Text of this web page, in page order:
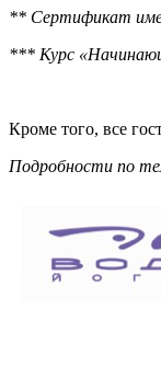
** Сертификат
*** Курс
Кроме того, все
Подробности по